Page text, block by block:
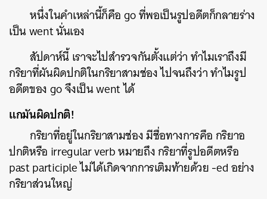
หนึ่งในคำเหล่านี้ก็คือ go ที่พอเป็นรูปอดีตก็กลายร่าง
เป็น went นั่นเอง
สัปดาห์นี้ เราจะไปสำรวจกันตั้งแต่ว่า ทำไมเราถึงมี
กริยาที่ผันผิดปกติในกริยาสามช่อง ไปจนถึงว่า ทำไมรูป
อดีตของ go จึงเป็น went ได้
แกมันผิดปกติ!
กริยาที่อยู่ในกริยาสามช่อง มีชื่อทางการคือ กริยาอ
ปกติหรือ irregular verb หมายถึง กริยาที่รูปอดีตหรือ
past participle ไม่ได้เกิดจากการเติมท้ายด้วย -ed อย่าง
กริยาส่วนใหญ่